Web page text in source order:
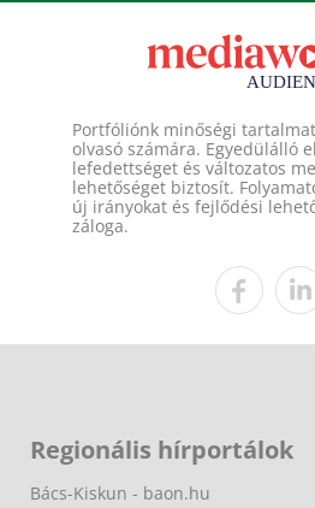
Portfóliónk minőségi
olvasó számára. Egyedülálló
lefedettséget és változatos
lehetőséget biztosít.
új irányokat és fejlődési
záloga.
Regionális hírportálok
Bács-Kiskun - baon.hu